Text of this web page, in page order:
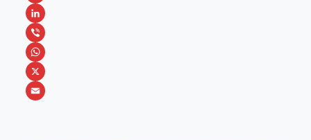
a
c
e
b
o
M
e
s
s
e
L
i
n
k
V
i
b
W
h
X